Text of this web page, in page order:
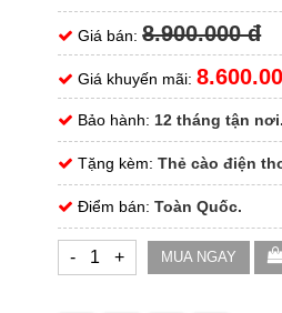
Giá bán:8.900.000 đ
Giá khuyến mãi:
Bảo hành: 12 tháng tận nơi.
Tặng kèm:Thẻ cào điện
Điểm bán:Toàn Quốc.
- + MUA NGAY